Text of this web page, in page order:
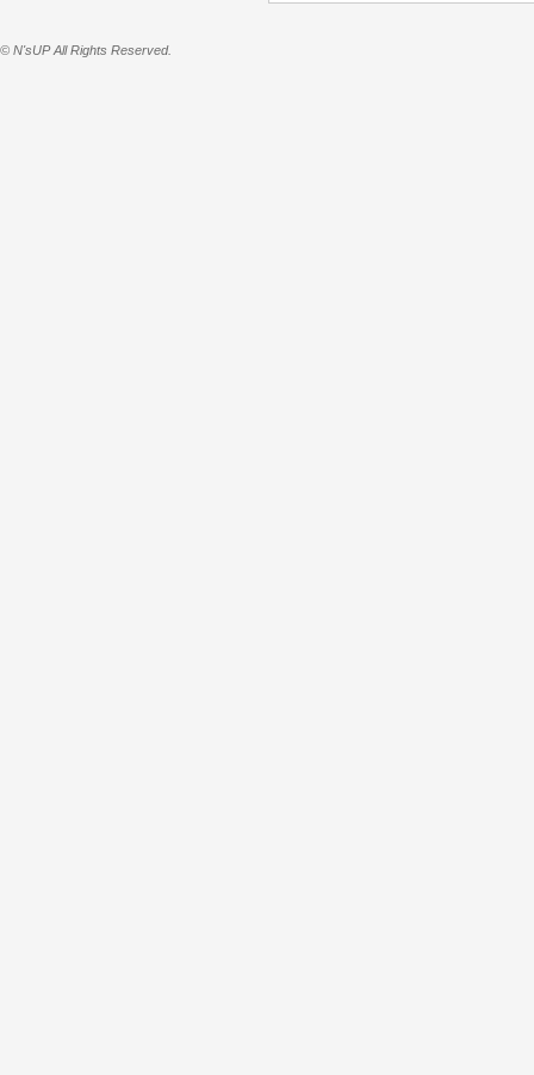
© N'sUP All Rights Reserved.